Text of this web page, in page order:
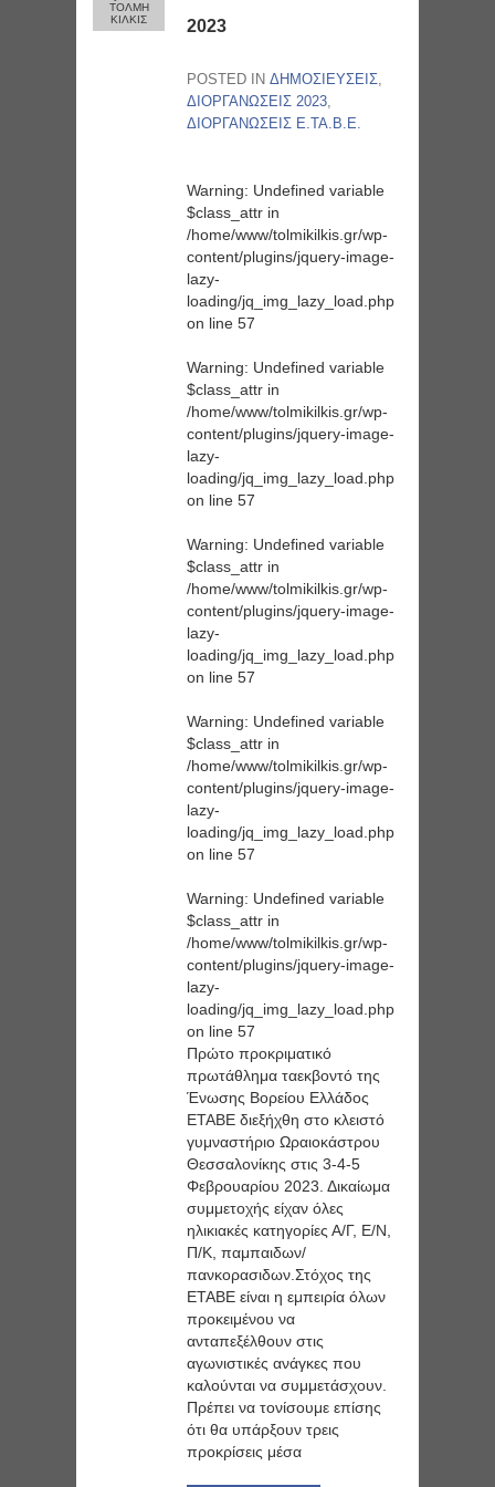
ΤΟΛΜΗ
ΚΙΛΚΙΣ
2023
POSTED IN ΔΗΜΟΣΙΕΥΣΕΙΣ,
ΔΙΟΡΓΑΝΩΣΕΙΣ 2023,
ΔΙΟΡΓΑΝΩΣΕΙΣ Ε.ΤΑ.Β.Ε.
Warning: Undefined variable
$class_attr in
/home/www/tolmikilkis.gr/wp-
content/plugins/jquery-image-
lazy-
loading/jq_img_lazy_load.php
on line 57
Warning: Undefined variable
$class_attr in
/home/www/tolmikilkis.gr/wp-
content/plugins/jquery-image-
lazy-
loading/jq_img_lazy_load.php
on line 57
Warning: Undefined variable
$class_attr in
/home/www/tolmikilkis.gr/wp-
content/plugins/jquery-image-
lazy-
loading/jq_img_lazy_load.php
on line 57
Warning: Undefined variable
$class_attr in
/home/www/tolmikilkis.gr/wp-
content/plugins/jquery-image-
lazy-
loading/jq_img_lazy_load.php
on line 57
Warning: Undefined variable
$class_attr in
/home/www/tolmikilkis.gr/wp-
content/plugins/jquery-image-
lazy-
loading/jq_img_lazy_load.php
on line 57
Πρώτο προκριματικό
πρωτάθλημα ταεκβοντό της
Ένωσης Βορείου Ελλάδος
ΕΤΑΒΕ διεξήχθη στο κλειστό
γυμναστήριο Ωραιοκάστρου
Θεσσαλονίκης στις 3-4-5
Φεβρουαρίου 2023. Δικαίωμα
συμμετοχής είχαν όλες
ηλικιακές κατηγορίες Α/Γ, Ε/Ν,
Π/Κ, παμπαιδων/
πανκορασιδων.Στόχος της
ΕΤΑΒΕ είναι η εμπειρία όλων
προκειμένου να
ανταπεξέλθουν στις
αγωνιστικές ανάγκες που
καλούνται να συμμετάσχουν.
Πρέπει να τονίσουμε επίσης
ότι θα υπάρξουν τρεις
προκρίσεις μέσα